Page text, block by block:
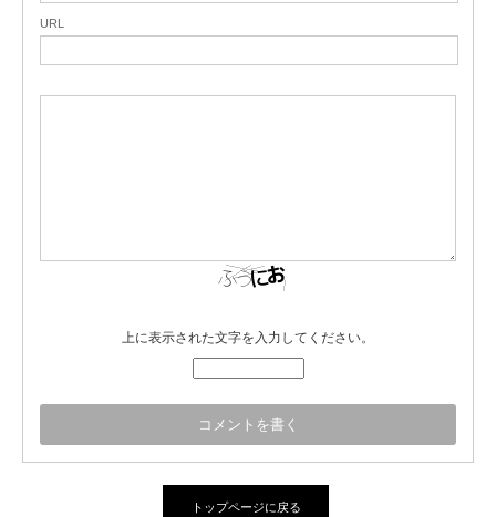
URL
上に表示された文字を入力してください。
トップページに戻る